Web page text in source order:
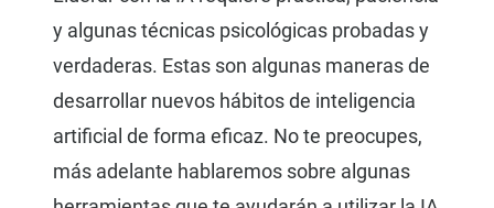
y algunas técnicas psicológicas probadas y
verdaderas. Estas son algunas maneras de
desarrollar nuevos hábitos de inteligencia
artificial de forma eficaz. No te preocupes,
más adelante hablaremos sobre algunas